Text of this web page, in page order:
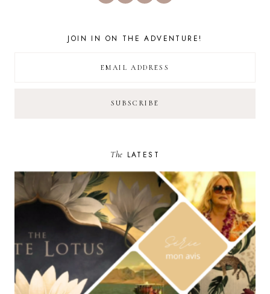
JOIN IN ON THE ADVENTURE!
The LATEST